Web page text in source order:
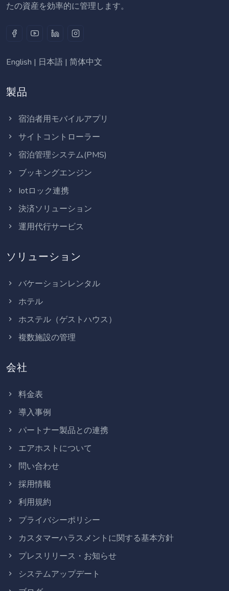
たの資産を効率的に管理します。
English | 日本語 | 简体中文
製品
宿泊者用モバイルアプリ
サイトコントローラー
宿泊管理システム(PMS)
ブッキングエンジン
Iotロック連携
決済ソリューション
運用代行サービス
ソリューション
バケーションレンタル
ホテル
ホステル（ゲストハウス）
複数施設の管理
会社
料金表
導入事例
パートナー製品との連携
エアホストについて
問い合わせ
採用情報
利用規約
プライバシーポリシー
カスタマーハラスメントに関する基本方針
プレスリリース・お知らせ
システムアップデート